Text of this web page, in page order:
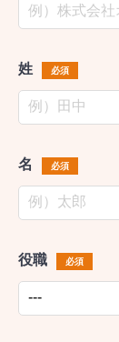
姓 必須
名 必須
役職 必須